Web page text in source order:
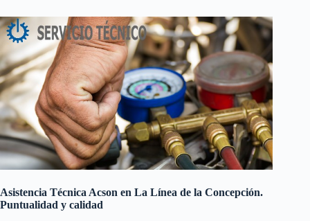
Asistencia Técnica Acson en La Línea de la Concepción.
Puntualidad y calidad